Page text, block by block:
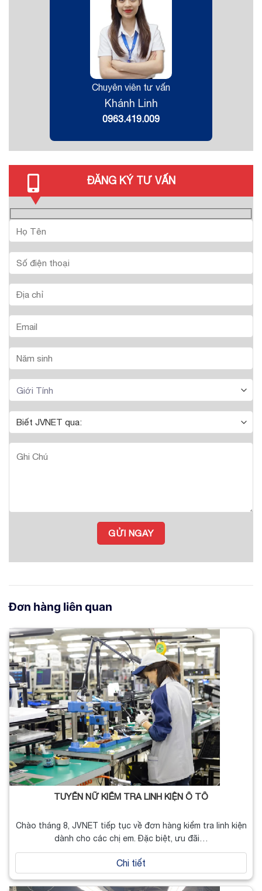
Chuyên viên tư vấn
Khánh Linh
0963.419.009
ĐĂNG KÝ TƯ VẤN
Đơn hàng liên quan
TUYỂN NỮ KIỂM TRA LINH KIỆN Ô TÔ
Chào tháng 8, JVNET tiếp tục về đơn hàng kiểm tra linh kiện
dành cho các chị em. Đặc biệt, ưu đãi…
Chi tiết